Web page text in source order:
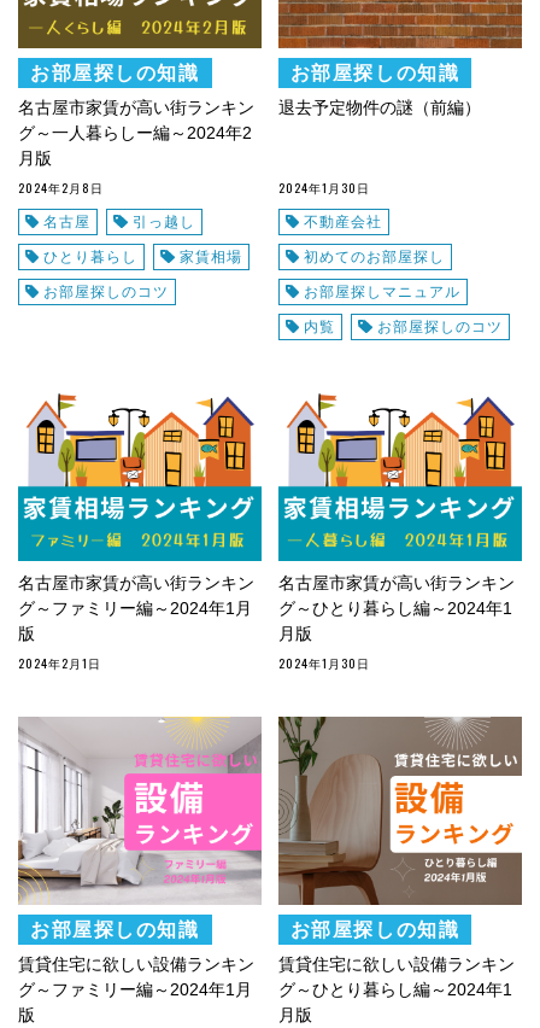
お部屋探しの知識
名古屋市家賃が高い街ランキン
グ～一人暮らしー編～2024年2
月版
2024年2月8日
名古屋 引っ越し
ひとり暮らし 家賃相場
お部屋探しのコツ
お部屋探しの知識
退去予定物件の謎（前編）
2024年1月30日
不動産会社
初めてのお部屋探し
お部屋探しマニュアル
内覧 お部屋探しのコツ
名古屋市家賃が高い街ランキン
グ～ファミリー編～2024年1月
版
2024年2月1日
名古屋市家賃が高い街ランキン
グ～ひとり暮らし編～2024年1
月版
2024年1月30日
お部屋探しの知識
賃貸住宅に欲しい設備ランキン
グ～ファミリー編～2024年1月
版
お部屋探しの知識
賃貸住宅に欲しい設備ランキン
グ～ひとり暮らし編～2024年1
月版